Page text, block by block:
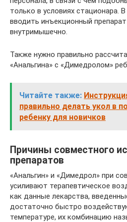
только в условиях стационара.
вводить инъекционный
внутримышечно.
Также нужно правильно
«Анальгина» с «Димедролом»
Читайте также:
правильно делать укол в
ребенку для новичков
Причины совместного
препаратов
«Анальгин» и «Димедрол» при
усиливают терапевтическое
как данные лекарства,
достаточно быстро
температуре, их комбинацию